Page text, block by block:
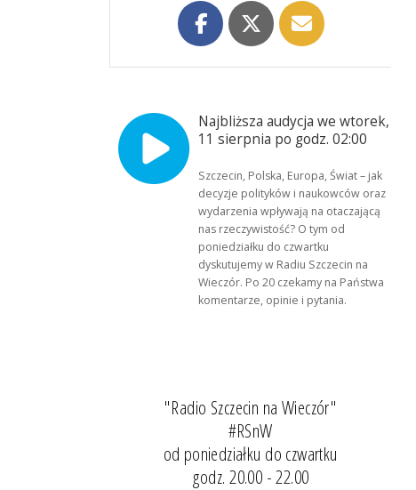
Najbliższa audycja we wtorek,
11 sierpnia po godz. 02:00
Szczecin, Polska, Europa, Świat – jak
decyzje polityków i naukowców oraz
wydarzenia wpływają na otaczającą
nas rzeczywistość? O tym od
poniedziałku do czwartku
dyskutujemy w Radiu Szczecin na
Wieczór. Po 20 czekamy na Państwa
komentarze, opinie i pytania.
"Radio Szczecin na Wieczór"
#RSnW
od poniedziałku do czwartku
godz. 20.00 - 22.00